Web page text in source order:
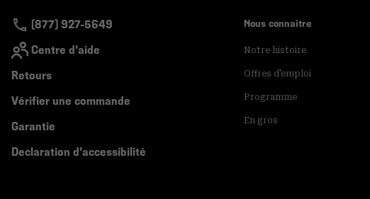
(877) 927-5649
Centre d'aide
Retours
Vérifier une commande
Garantie
Declaration d'accessibilité
Nous connaitre
Notre histoire
Offres d'emploi
Programme
En gros